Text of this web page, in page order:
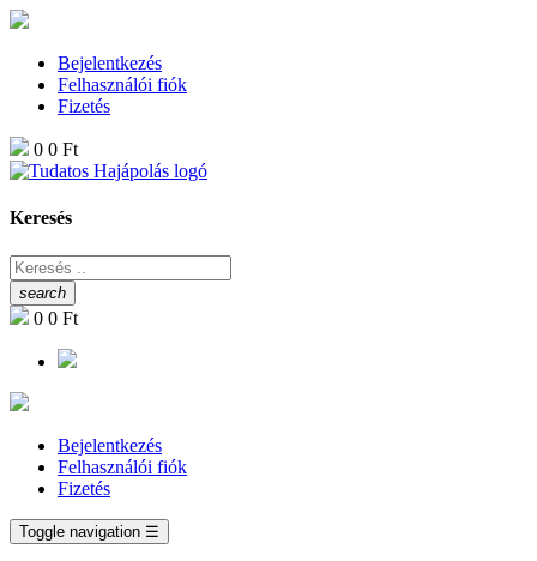
Bejelentkezés
Felhasználói fiók
Fizetés
0 0 Ft
Keresés
search
0 0 Ft
Bejelentkezés
Felhasználói fiók
Fizetés
Toggle navigation ☰